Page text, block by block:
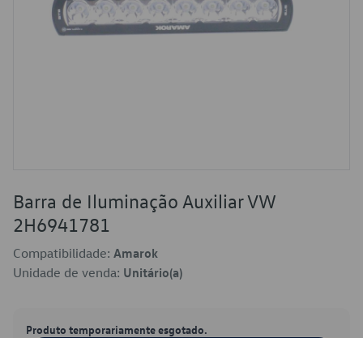
Barra de Iluminação Auxiliar VW
2H6941781
Compatibilidade: Amarok
Unidade de venda: Unitário(a)
Produto temporariamente esgotado.